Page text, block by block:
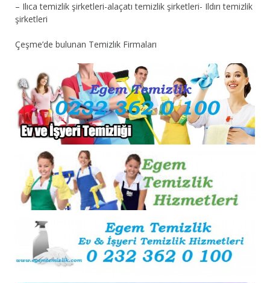
– Ilıca temizlik şirketleri-alaçatı temizlik şirketleri- Ildırı temizlik
şirketleri
Çeşme’de bulunan Temizlık Firmaları